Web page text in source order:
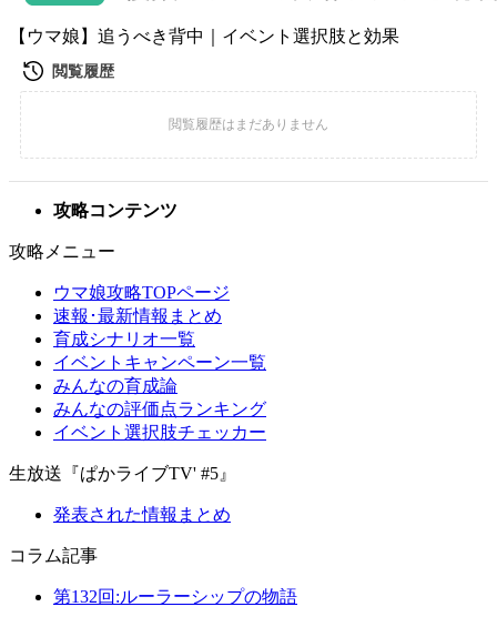
【ウマ娘】追うべき背中｜イベント選択肢と効果
攻略コンテンツ
攻略メニュー
ウマ娘攻略TOPページ
速報･最新情報まとめ
育成シナリオ一覧
イベントキャンペーン一覧
みんなの育成論
みんなの評価点ランキング
イベント選択肢チェッカー
生放送『ぱかライブTV' #5』
発表された情報まとめ
コラム記事
第132回:ルーラーシップの物語